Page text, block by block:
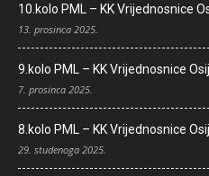
10.kolo PML – KK Vrijednosnice
13. prosinca 2025.
9.kolo PML – KK Vrijednosnice
7. prosinca 2025.
8.kolo PML – KK Vrijednosnice
29. studenoga 2025.